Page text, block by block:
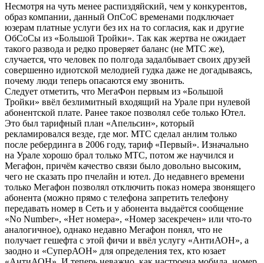
Несмотря на чуть менее распиздяйский, чем у конкурентов,
образ компании, данный ОпСоС временами подключает
юзерам платные услуги без их на то согласия, как и другие
ОбСоСы из «Большой Тройки». Так как жертва не ожидает
такого развода и редко проверяет баланс (не МТС же),
случается, что человек по полгода задалбывает своих друзей
совершенно идиотской мелодией гудка даже не догадываясь,
почему люди теперь опасаются ему звонить.
Следует отметить, что МегаФон первым из «Большой
Тройки» ввёл безлимитный входящий на Урале при нулевой
абонентской плате. Ранее такое позволял себе только Ютел.
Это был тарифный план «Апельсин», который
рекламировался везде, где мог. МТС сделал анлим только
после ребердинга в 2006 году, тариф «Первый». Изначально
на Урале хорошо брал только МТС, потом же научился и
Мегафон, причём качество связи было довольно высоким,
чего не сказать про пчелайн и ютел. До недавнего времени
только Мегафон позволял отключить показ номера звонящего
абонента (можно прямо с телефона запретить телефону
передавать номер в Сеть и у абонента выдаётся сообщение
«No Number», «Нет номера», «Номер засекречен» или что-то
аналогичное), однако недавно Мегафон понял, что не
получает гешефта с этой фичи и ввёл услугу «АнтиАОН», а
заодно и «СуперАОН» для определения тех, кто юзает